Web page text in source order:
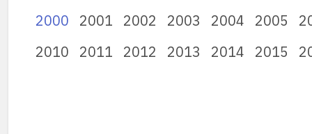
2000
2001 2002 2003 2004 2005
2010
2011 2012 2013 2014 2015